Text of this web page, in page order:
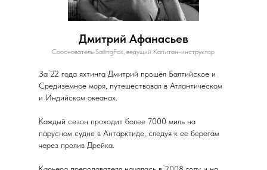
Дмитрий Афанасьев
Сооснователь SailingFox, ведущий Капитан-инструктор
За 22 года яхтинга Дмитрий прошёл Балтийское и
Средиземное моря, путешествовал в Атлантическом
и Индийском океанах.
Каждый сезон проходит более 7000 миль на
парусном судне в Антарктиде, следуя к ее берегам
через пролив Дрейка.